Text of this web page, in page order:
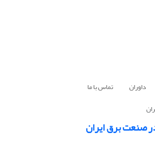
داوران
تماس با ما
صنعت برق ایران